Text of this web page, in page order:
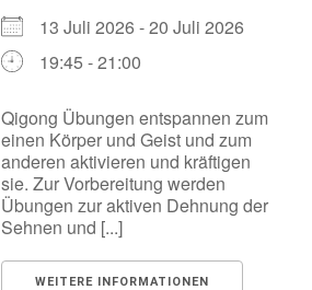
13 Juli 2026 - 20 Juli 2026
19:45 - 21:00
Qigong Übungen entspannen zum
einen Körper und Geist und zum
anderen aktivieren und kräftigen
sie. Zur Vorbereitung werden
Übungen zur aktiven Dehnung der
Sehnen und [...]
WEITERE INFORMATIONEN